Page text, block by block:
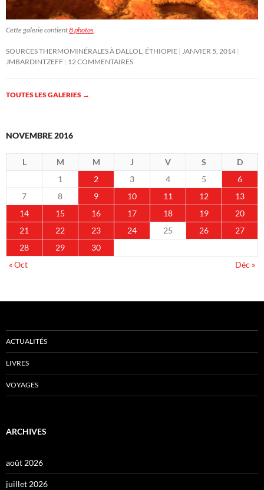
Cette galerie contient8 photos.
SOURCES THERMOMINÉRALES À DALLOL, ÉTHIOPIE JANVIER 5, 2014
JMBARDINTZEFF 12 COMMENTAIRES
TOUTES LES GALERIES →
NOVEMBRE 2016
L M M J V S
D
1
2 3 4 5
6
7
8 9 10 11 12
13
14
15 16 17 18 19
20
21
22 23 24 25 26
27
28
29
30
« Oct
Déc »
ACTUALITÉS
LIVRES
VOYAGES
ARCHIVES
août 2026
juillet 2026